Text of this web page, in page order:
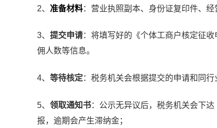
2、 准备材料：营业执照副本、身份证复印件、
3、 提交申请：将填写好的《个体工商户核定征
佣人数等信息。
4、 等待核定：税务机关会根据提交的申请和同
5、 领取通知书：公示无异议后，税务机关会下
报，逾期会产生滞纳金；